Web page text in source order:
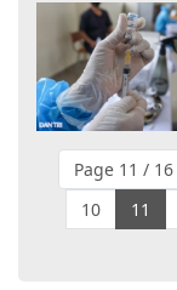
Page 11 / 16
10
11